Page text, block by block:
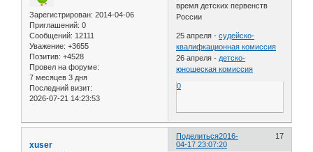
Зарегистрирован: 2014-04-06
Приглашений: 0
Сообщений: 12111
Уважение: +3655
Позитив: +4528
Провел на форуме:
7 месяцев 3 дня
Последний визит:
2026-07-21 14:23:53
время детских первенств
России
25 апреля -судейско-
квалифкационная комиссия
26 апреля - детско-
юношеская комиссия
0
Поделиться 17
2016-
04-17 23:07:20
xuser